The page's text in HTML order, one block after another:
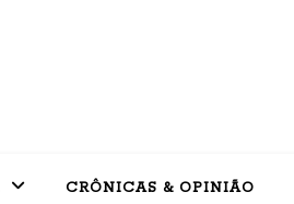
CRÔNICAS & OPINIÃO